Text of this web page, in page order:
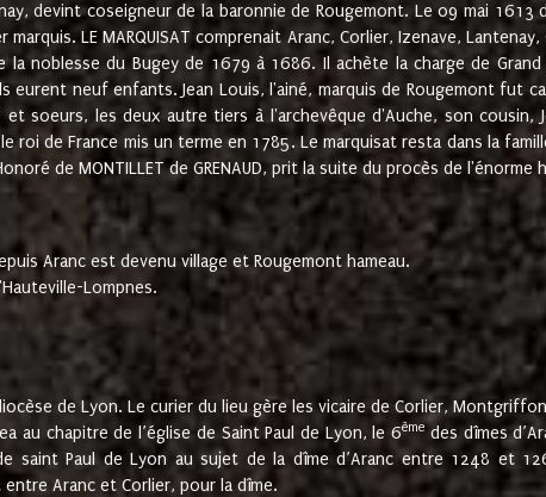
devint coseigneur de la baronnie de Rougemont. Le 09 mai 1613
LE MARQUISAT comprenait Aranc, Corlier, Izenave,
noblesse du Bugey de 1679 à 1686. Il achète la charge de Grand
eurent neuf enfants. Jean Louis, l'ainé, marquis de Rougemont fut
les deux autre tiers à l'archevêque d'Auche, son cousin,
de France mis un terme en 1785. Le marquisat resta dans la
de MONTILLET de GRENAUD, prit la suite du procès de l'énorme
Aranc est devenu village et Rougemont hameau.
Lompnes.
de Lyon. Le curier du lieu gère les vicaire de Corlier,
au chapitre de l’église de Saint Paul de Lyon, le 6ème des dîmes
saint Paul de Lyon au sujet de la dîme d’Aranc entre 1248 et
Aranc et Corlier, pour la dîme.